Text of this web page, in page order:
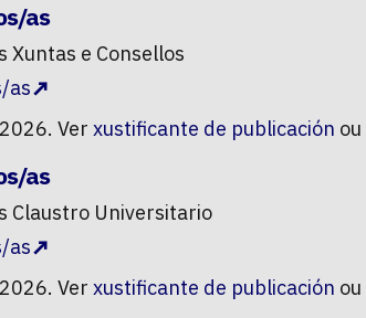
as
e Consellos
as
Ver xustificante de publicación ou
as
Claustro Universitario
as
Ver xustificante de publicación ou